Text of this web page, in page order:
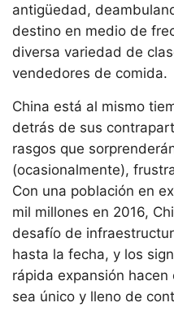
antigüedad,
destino en medio de
diversa variedad de
vendedores de comida.
China está al mismo
detrás de sus
rasgos que
(ocasionalmente),
Con una población en
mil millones en 2016,
desafío de
hasta la fecha, y los
rápida expansión
sea único y lleno de